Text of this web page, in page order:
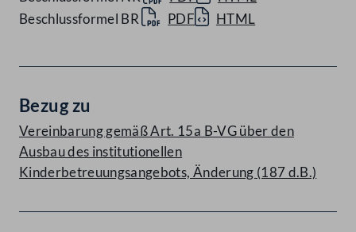
Beschlussformel BR
PDF HTML
Bezug zu
Vereinbarung gemäß Art. 15a B-VG über den
Ausbau des institutionellen
Kinderbetreuungsangebots, Änderung (187 d.B.)